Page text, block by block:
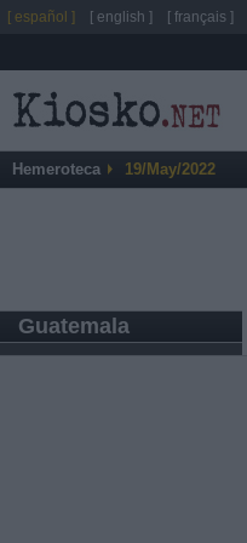
Hemeroteca 19/May/2022
Guatemala
[ español ] [ english ] [ français ]